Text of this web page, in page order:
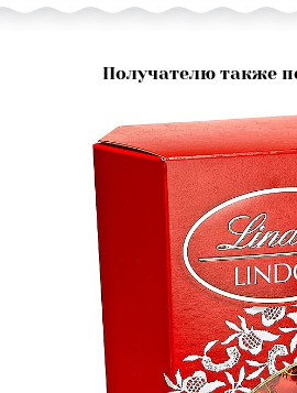
Получателю также